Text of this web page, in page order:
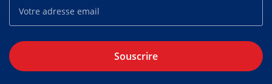
Souscrire